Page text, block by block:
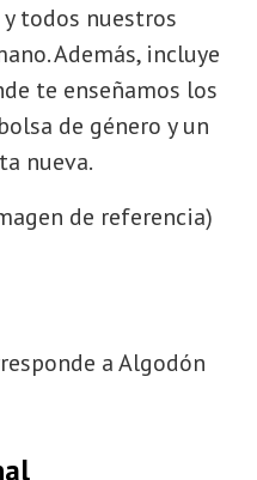
todos nuestros
Además, incluye
te enseñamos los
de género y un
nueva.
de referencia)
a Algodón